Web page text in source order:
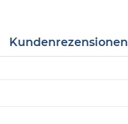
Kundenrezensionen